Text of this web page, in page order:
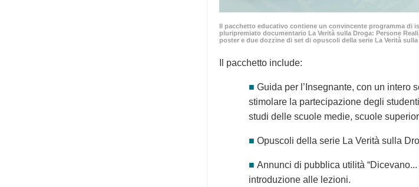
Il pacchetto educativo contiene un convincente programma di
pluripremiato documentario La Verità sulla Droga: Persone
poster e due dozzine di set di opuscoli della serie La Verità sulla
Il pacchetto include:
■ Guida per l’Insegnante, con un intero
stimolare la partecipazione degli
studi delle scuole medie, scuole
■ Opuscoli della serie La Verità sulla
■ Annunci di pubblica utilità
introduzione alle lezioni.